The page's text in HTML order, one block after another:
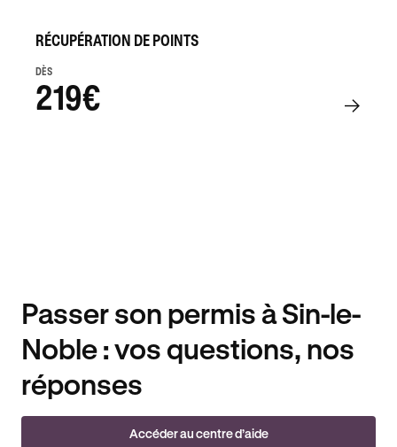
RÉCUPÉRATION DE POINTS
DÈS
219€
Passer son permis à Sin-le-
Noble : vos questions, nos
réponses
Accéder au centre d’aide